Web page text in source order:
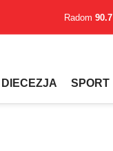
Radom
DIECEZJA SPORT